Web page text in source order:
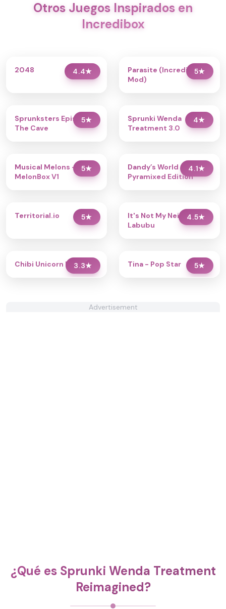
Otros Juegos Inspirados en
Incredibox
4.4★
2048 5★
Parasite (Incredibox
Mod)
5★
Sprunksters Episode 2:
The Cave
4★
Sprunki Wenda
Treatment 3.0
5★
Musical Melons –
MelonBox V1
4.1★
Dandy’s World
Pyramixed Edition
5★
Territorial.io 4.5★
It's Not My Neighbor:
Labubu
3.3★
Chibi Unicorn Dress Up 5★
Tina - Pop Star
Advertisement
¿Qué es Sprunki Wenda Treatment
Reimagined?